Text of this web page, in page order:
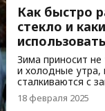
Как быстро
стекло и
использовать
Зима приносит
и холодные утра,
сталкиваются с
Если вы хотите
повредив стекло,
18 февраля 2025